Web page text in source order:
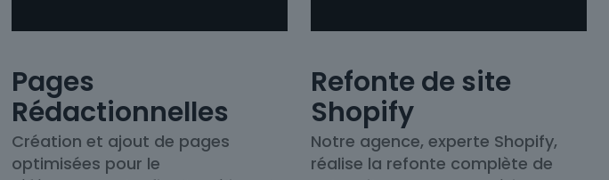
Pages
Rédactionnelles
Création et ajout de pages
optimisées pour le
Refonte de site
Shopify
Notre agence, experte Shopify,
réalise la refonte complète de